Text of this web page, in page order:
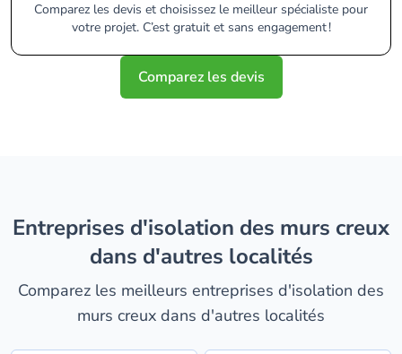
Comparez les devis et choisissez le meilleur spécialiste pour
votre projet. C’est gratuit et sans engagement !
Comparez les devis
entreprises d'isolation des murs creux
dans d'autres localités
Comparez les meilleurs entreprises d'isolation des
murs creux dans d'autres localités